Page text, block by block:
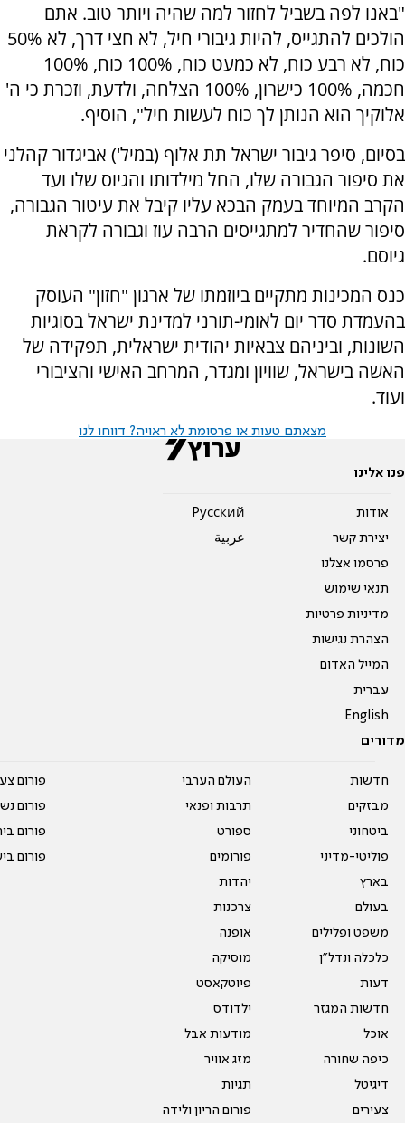
"באנו לפה בשביל לחזור למה שהיה ויותר טוב. אתם
הולכים להתגייס, להיות גיבורי חיל, לא חצי דרך, לא 50%
כוח, לא רבע כוח, לא כמעט כוח, 100% כוח, 100%
חכמה, 100% כישרון, 100% הצלחה, ולדעת, וזכרת כי ה'
אלוקיך הוא הנותן לך כוח לעשות חיל", הוסיף.
בסיום, סיפר גיבור ישראל תת אלוף (במיל') אביגדור קהלני
את סיפור הגבורה שלו, החל מילדותו והגיוס שלו ועד
הקרב המיוחד בעמק הבכא עליו קיבל את עיטור הגבורה,
סיפור שהחדיר למתגייסים הרבה עוז וגבורה לקראת
גיוסם.
כנס המכינות מתקיים ביוזמתו של ארגון "חזון" העוסק
בהעמדת סדר יום לאומי-תורני למדינת ישראל בסוגיות
השונות, וביניהם צבאיות יהודית ישראלית, תפקידה של
האשה בישראל, שוויון ומגדר, המרחב האישי והציבורי
ועוד.
מצאתם טעות או פרסומת לא ראויה? דווחו לנו
פנו אלינו
אודות
יצירת קשר
פרסמו אצלנו
תנאי שימוש
מדיניות פרטיות
הצהרת נגישות
המייל האדום
עברית
English
Pусский
عربية
מדורים
חדשות
מבזקים
ביטחוני
פוליטי-מדיני
בארץ
בעולם
משפט ופלילים
כלכלה ונדל"ן
דעות
חדשות המגזר
אוכל
כיפה שחורה
דיגיטל
צעירים
העולם הערבי
תרבות ופנאי
ספורט
פורומים
יהדות
צרכנות
אופנה
מוסיקה
פיוטקאסט
ילדודס
מודעות אבל
מזג אוויר
תגיות
פורום הריון ולידה
פורום
פורום
פורום
פורום